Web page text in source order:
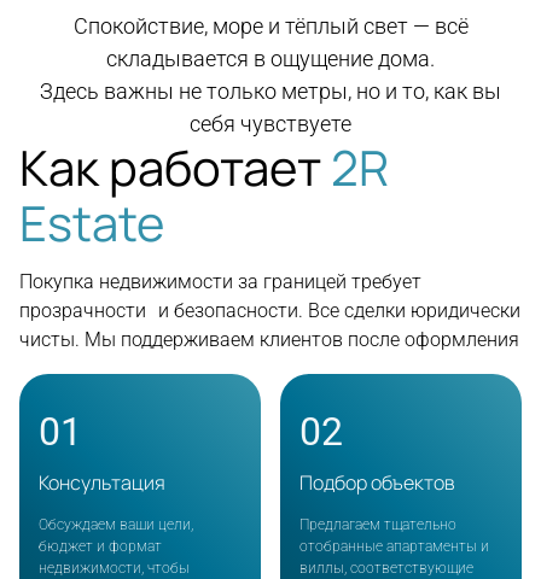
Спокойствие, море и тёплый свет — всё
складывается в ощущение дома.
Здесь важны не только метры, но и то, как вы
себя чувствуете
Как работает2R
Estate
Покупка недвижимости за границей требует
прозрачности и безопасности. Все сделки юридически
чисты. Мы поддерживаем клиентов после оформления
01
Консультация
Обсуждаем ваши цели,
бюджет и формат
недвижимости, чтобы
02
Подбор объектов
Предлагаем тщательно
отобранные апартаменты и
виллы, соответствующие